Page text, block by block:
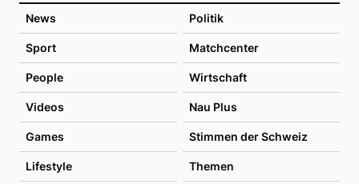
News Politik
Sport Matchcenter
People Wirtschaft
Videos Nau Plus
Games Stimmen der Schweiz
Lifestyle Themen